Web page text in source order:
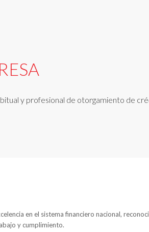
y profesional de otorgamiento de
en el sistema financiero nacional,
y cumplimiento.